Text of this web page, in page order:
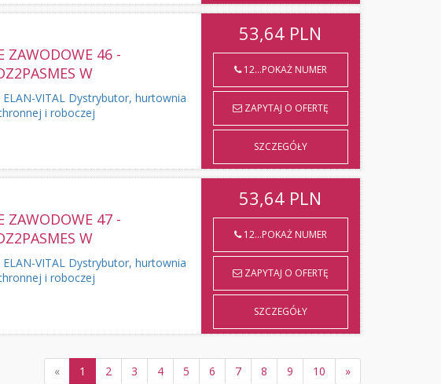
ZAWODOWE 46 -
W
ELAN-VITAL Dystrybutor, hurtownia
i roboczej
53,64 PLN
12...POKAŻ NUMER
ZAPYTAJ O OFERTĘ
SZCZEGÓŁY
ZAWODOWE 47 -
W
ELAN-VITAL Dystrybutor, hurtownia
i roboczej
53,64 PLN
12...POKAŻ NUMER
ZAPYTAJ O OFERTĘ
SZCZEGÓŁY
« 1 2 3 4 5 6 7 8 9 10 »